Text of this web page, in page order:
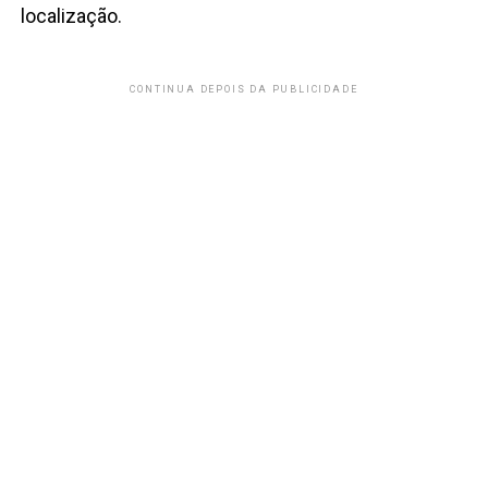
localização.
CONTINUA DEPOIS DA PUBLICIDADE